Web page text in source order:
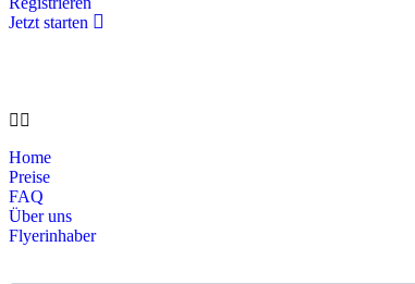
Jetzt starten
Home
Preise
FAQ
Über uns
Flyerinhaber